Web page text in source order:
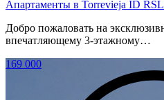
Апартаменты в Torrevieja ID
Добро пожаловать на
впечатляющему 3-этажному…
169 000